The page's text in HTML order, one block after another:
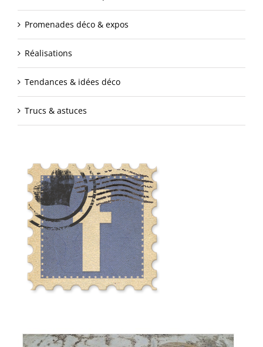
Promenades déco & expos
Réalisations
Tendances & idées déco
Trucs & astuces